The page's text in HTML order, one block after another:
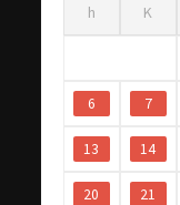
h K
6 7
13 14
20 21